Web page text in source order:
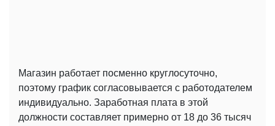
Магазин работает посменно круглосуточно,
поэтому график согласовывается с работодателем
индивидуально. Заработная плата в этой
должности составляет примерно от 18 до 36 тысяч